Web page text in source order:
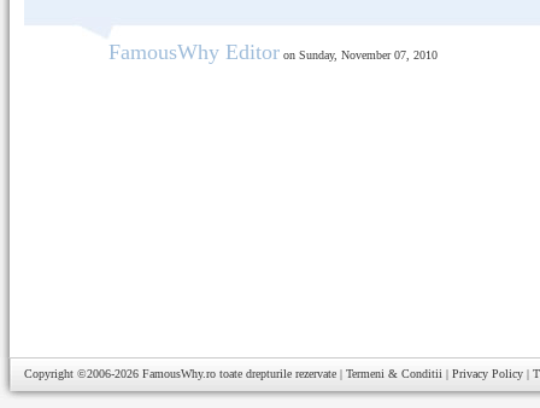
FamousWhy Editor on Sunday, November 07, 2010
Copyright ©2006-2026 FamousWhy.ro toate drepturile rezervate | Termeni & Conditii | Privacy Policy |